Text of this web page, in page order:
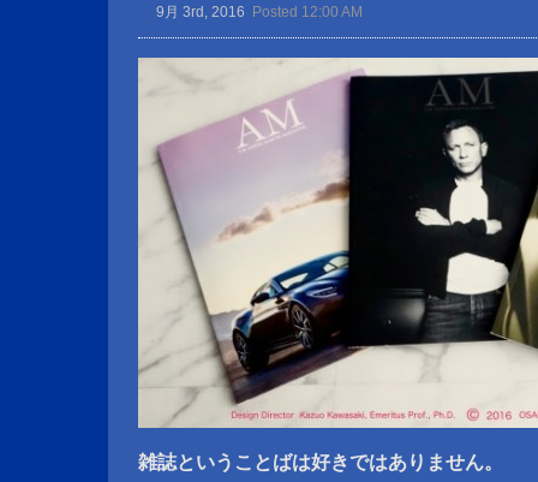
9月 3rd, 2016 Posted 12:00 AM
雑誌ということばは好きではありません。